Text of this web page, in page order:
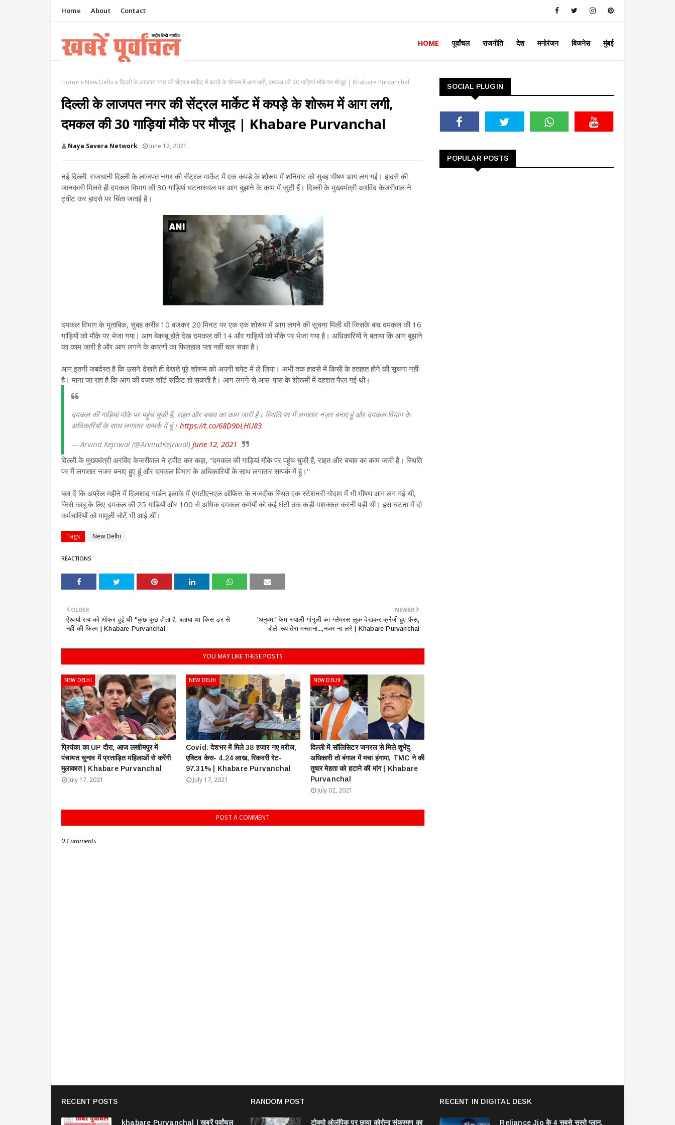
Home About Contact
HOME पूर्वांचल राजनीति देश मनोरंजन बिजनेस मुंबई
Home New Delhi दिल्ली के लाजपत नगर की सेंट्रल मार्केट में कपड़े के शोरूम में आग लगी, दमकल की 30 गाड़ियां मौके पर मौजूद | Khabare Purvanchal
दिल्ली के लाजपत नगर की सेंट्रल मार्केट में कपड़े के शोरूम में आग लगी,
दमकल की 30 गाड़ियां मौके पर मौजूद | Khabare Purvanchal
Naya Savera Network June 12, 2021
नई दिल्ली. राजधानी दिल्ली के लाजपत नगर की सेंट्रल मार्केट में एक कपड़े के शोरूम में शनिवार को सुबह भीषण आग लग गई। हादसे की
जानकारी मिलते ही दमकल विभाग की 30 गाड़ियां घटनास्थल पर आग बुझाने के काम में जुटी हैं। दिल्ली के मुख्यमंत्री अरविंद केजरीवाल ने
ट्वीट कर हादसे पर चिंता जताई है।
दमकल विभाग के मुताबिक, सुबह करीब 10 बजकर 20 मिनट पर एक एक शोरूम में आग लगने की सूचना मिली थी जिसके बाद दमकल की 16
गाड़ियों को मौके पर भेजा गया। आग बेकाबू होते देख दमकल की 14 और गाड़ियों को मौके पर भेजा गया है। अधिकारियों ने बताया कि आग बुझाने
का काम जारी है और आग लगने के कारणों का फिलहाल पता नहीं चल सका है।
आग इतनी जबर्दस्त है कि उसने देखते ही देखते पूरे शोरूम को अपनी चपेट में ले लिया। अभी तक हादसे में किसी के हताहत होने की सूचना नहीं
है। माना जा रहा है कि आग की वजह शॉर्ट सर्किट हो सकती है। आग लगने से आस-पास के शोरूमों में दहशत फैल गई थी।
दमकल की गाड़ियां मौके पर पहुंच चुकी हैं, राहत और बचाव का काम जारी है। स्थिति पर मैं लगातार नज़र बनाए हूं और दमकल विभाग के
अधिकारियों के साथ लगातार सम्पर्क में हूं। https://t.co/68D9bLHU83
— Arvind Kejriwal (@ArvindKejriwal) June 12, 2021
दिल्ली के मुख्यमंत्री अरविंद केजरीवाल ने ट्वीट कर कहा, ''दमकल की गाड़ियां मौके पर पहुंच चुकी हैं, राहत और बचाव का काम जारी है। स्थिति
पर मैं लगातार नजर बनाए हुए हूं और दमकल विभाग के अधिकारियों के साथ लगातार सम्पर्क में हूं।''
बता दें कि अप्रैल महीने में दिलशाद गार्डन इलाके में एमटीएनएल ऑफिस के नजदीक स्थित एक स्टेशनरी गोदाम में भी भीषण आग लग गई थी,
जिसे काबू के लिए दमकल की 25 गाड़ियों और 100 से अधिक दमकल कर्मयों को कई घंटों तक कड़ी मशक्कत करनी पड़ी थी। इस घटना में दो
कर्मचारियों को मामूली चोटें भी आई थीं।
Tags New Delhi
REACTIONS
NEWER
'अनुपमा' फेम रुपाली गांगुली का ग्लैमरस लुक देखकर क्रैजी हुए फैंस,
बोले-रूप तेरा मस्ताना...,नजर ना लगे | Khabare Purvanchal
OLDER
ऐश्वर्या राय को ऑफर हुई थी ''कुछ कुछ होता है, बताया था किस डर से
नहीं की फिल्म | Khabare Purvanchal
YOU MAY LIKE THESE POSTS
NEW DELHI
प्रियंका का UP दौरा, आज लखीमपुर में
पंचायत चुनाव में प्रताड़ित महिलाओं से करेंगी
मुलाकात | Khabare Purvanchal
July 17, 2021
NEW DELHI
Covid: देशभर में मिले 38 हजार नए मरीज,
एक्टिव केस- 4.24 लाख, रिकवरी रेट-
97.31% | Khabare Purvanchal
July 17, 2021
NEW DELHI
दिल्ली में सॉलिसिटर जनरल से मिले शुभेंदु
अधिकारी तो बंगाल में मचा हंगामा, TMC ने की
तुषार मेहता को हटाने की मांग | Khabare
Purvanchal
July 02, 2021
POST A COMMENT
0 Comments
SOCIAL PLUGIN
POPULAR POSTS
RECENT POSTS
khabare Purvanchal | खबरें पूर्वांचल
RANDOM POST
टोक्यो ओलंपिक पर छाया कोरोना संक्रमण का
RECENT IN DIGITAL DESK
Reliance Jio के 4 सबसे सस्ते प्लान,